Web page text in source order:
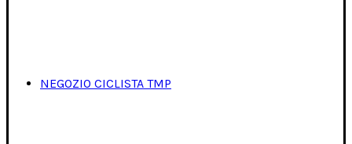
NEGOZIO CICLISTA TMP